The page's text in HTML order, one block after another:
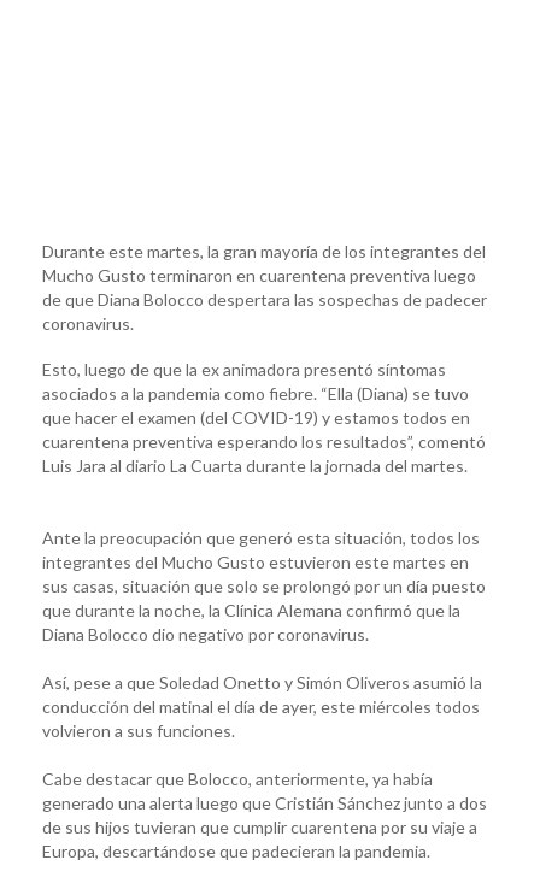
Durante este martes, la gran mayoría de los integrantes del
Mucho Gusto terminaron en cuarentena preventiva luego
de que Diana Bolocco despertara las sospechas de padecer
coronavirus.
Esto, luego de que la ex animadora presentó síntomas
asociados a la pandemia como fiebre. “Ella (Diana) se tuvo
que hacer el examen (del COVID-19) y estamos todos en
cuarentena preventiva esperando los resultados”, comentó
Luis Jara al diario La Cuarta durante la jornada del martes.
Ante la preocupación que generó esta situación, todos los
integrantes del Mucho Gusto estuvieron este martes en
sus casas, situación que solo se prolongó por un día puesto
que durante la noche, la Clínica Alemana confirmó que la
Diana Bolocco dio negativo por coronavirus.
Así, pese a que Soledad Onetto y Simón Oliveros asumió la
conducción del matinal el día de ayer, este miércoles todos
volvieron a sus funciones.
Cabe destacar que Bolocco, anteriormente, ya había
generado una alerta luego que Cristián Sánchez junto a dos
de sus hijos tuvieran que cumplir cuarentena por su viaje a
Europa, descartándose que padecieran la pandemia.